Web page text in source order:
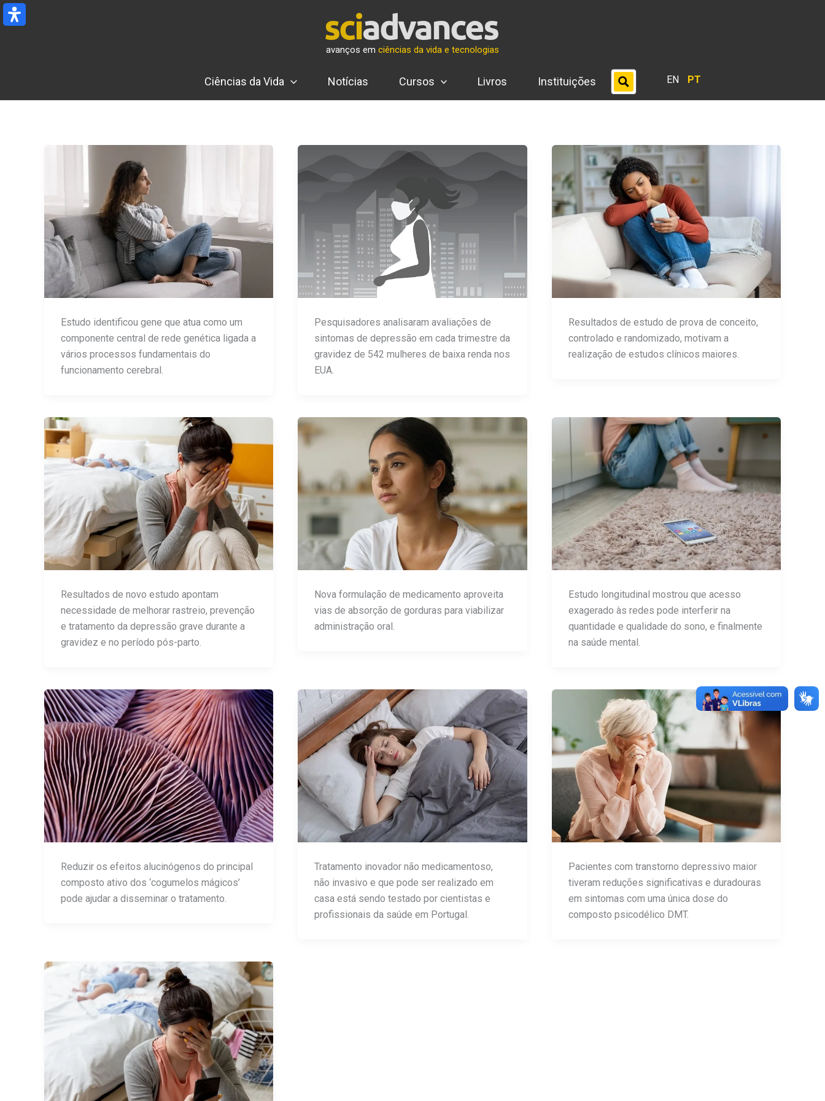
Ir
para
avanços em ciências da vida e tecnologias
Ciências da Vida Notícias Cursos Livros Instituições EN PT
Estudo identificou gene que atua como um
componente central de rede genética ligada a
vários processos fundamentais do
funcionamento cerebral.
Pesquisadores analisaram avaliações de
sintomas de depressão em cada trimestre da
gravidez de 542 mulheres de baixa renda nos
EUA.
Resultados de estudo de prova de conceito,
controlado e randomizado, motivam a
realização de estudos clínicos maiores.
Resultados de novo estudo apontam
necessidade de melhorar rastreio, prevenção
e tratamento da depressão grave durante a
gravidez e no período pós-parto.
Nova formulação de medicamento aproveita
vias de absorção de gorduras para viabilizar
administração oral.
Estudo longitudinal mostrou que acesso
exagerado às redes pode interferir na
quantidade e qualidade do sono, e finalmente
na saúde mental.
Reduzir os efeitos alucinógenos do principal
composto ativo dos ‘cogumelos mágicos’
pode ajudar a disseminar o tratamento.
Tratamento inovador não medicamentoso,
não invasivo e que pode ser realizado em
casa está sendo testado por cientistas e
profissionais da saúde em Portugal.
Pacientes com transtorno depressivo maior
tiveram reduções significativas e duradouras
em sintomas com uma única dose do
composto psicodélico DMT.